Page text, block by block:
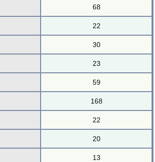
68
22
30
23
59
168
22
20
13